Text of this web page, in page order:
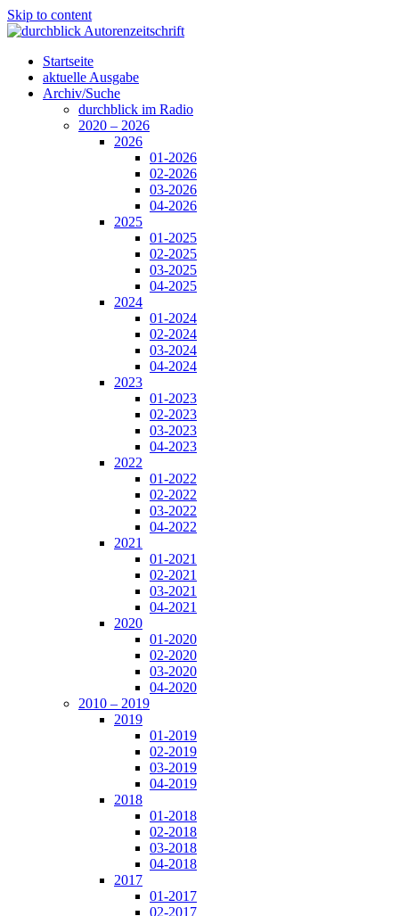
Skip to content
Startseite
aktuelle Ausgabe
Archiv/Suche
durchblick im Radio
2020 – 2026
2026
01-2026
02-2026
03-2026
04-2026
2025
01-2025
02-2025
03-2025
04-2025
2024
01-2024
02-2024
03-2024
04-2024
2023
01-2023
02-2023
03-2023
04-2023
2022
01-2022
02-2022
03-2022
04-2022
2021
01-2021
02-2021
03-2021
04-2021
2020
01-2020
02-2020
03-2020
04-2020
2010 – 2019
2019
01-2019
02-2019
03-2019
04-2019
2018
01-2018
02-2018
03-2018
04-2018
2017
01-2017
02-2017